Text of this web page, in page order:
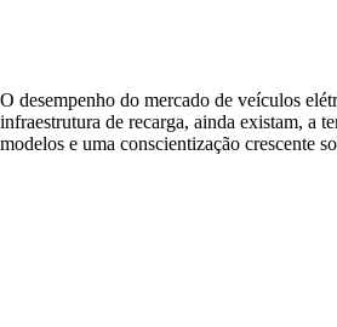
O desempenho do mercado de veículos
infraestrutura de recarga, ainda existam, a
modelos e uma conscientização crescente